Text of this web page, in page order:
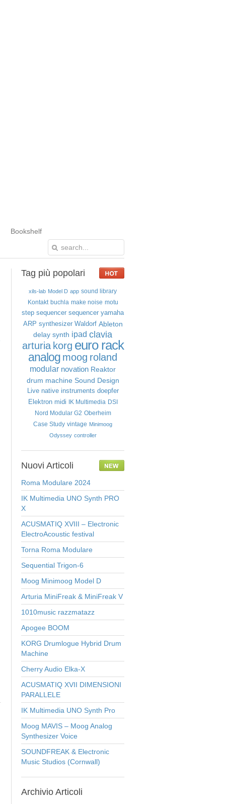
Bookshelf
Tag più popolari
xils-lab Model D app sound library
Kontakt buchla make noise motu
step sequencer sequencer yamaha
ARP synthesizer Waldorf Ableton
delay synth ipad clavia
arturia korg euro rack
analog moog roland
modular novation Reaktor
drum machine Sound Design
Live native instruments doepfer
Elektron midi IK Multimedia DSI
Nord Modular G2 Oberheim
Case Study vintage Minimoog
Odyssey controller
Nuovi Articoli
Roma Modulare 2024
IK Multimedia UNO Synth PRO
X
ACUSMATIQ XVIII – Electronic
ElectroAcoustic festival
Torna Roma Modulare
Sequential Trigon-6
Moog Minimoog Model D
Arturia MiniFreak & MiniFreak V
1010music razzmatazz
Apogee BOOM
KORG Drumlogue Hybrid Drum
Machine
Cherry Audio Elka-X
ACUSMATIQ XVII DIMENSIONI
PARALLELE
IK Multimedia UNO Synth Pro
Moog MAVIS – Moog Analog
Synthesizer Voice
SOUNDFREAK & Electronic
Music Studios (Cornwall)
Archivio Articoli